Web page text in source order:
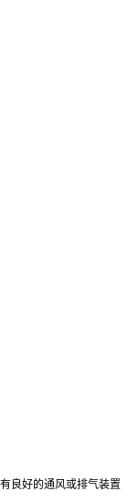
良好的通风或排气装置